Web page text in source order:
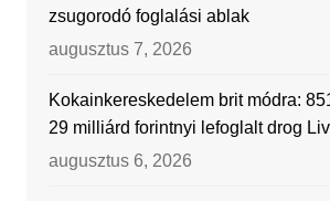
zsugorodó foglalási ablak
augusztus 7, 2026
Kokainkereskedelem brit módra:
29 milliárd forintnyi lefoglalt drog
augusztus 6, 2026